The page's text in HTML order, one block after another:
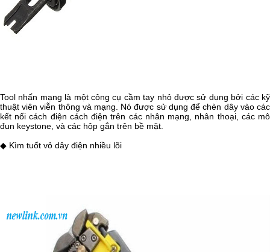
Tool nhấn mạng là một công cụ cầm tay nhỏ được sử dụng bởi các kỹ
thuật viên viễn thông và mạng. Nó được sử dụng để chèn dây vào các
kết nối cách điện cách điện trên các nhân mạng, nhân thoại, các mô
đun keystone, và các hộp gắn trên bề mặt.
◆ Kìm tuốt vỏ dây điện nhiều lõi